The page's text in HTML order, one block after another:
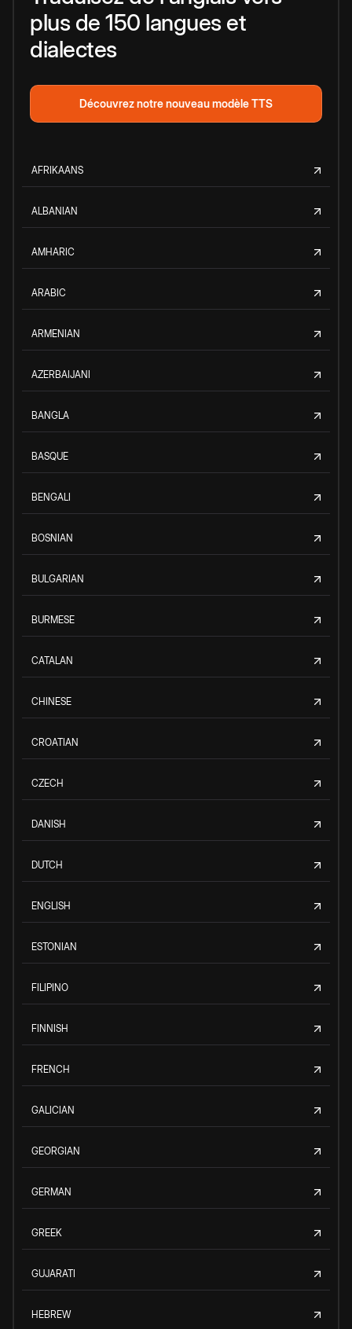
plus de 150 langues et
dialectes
Découvrez notre nouveau modèle TTS
AFRIKAANS
ALBANIAN
AMHARIC
ARABIC
ARMENIAN
AZERBAIJANI
BANGLA
BASQUE
BENGALI
BOSNIAN
BULGARIAN
BURMESE
CATALAN
CHINESE
CROATIAN
CZECH
DANISH
DUTCH
ENGLISH
ESTONIAN
FILIPINO
FINNISH
FRENCH
GALICIAN
GEORGIAN
GERMAN
GREEK
GUJARATI
HEBREW